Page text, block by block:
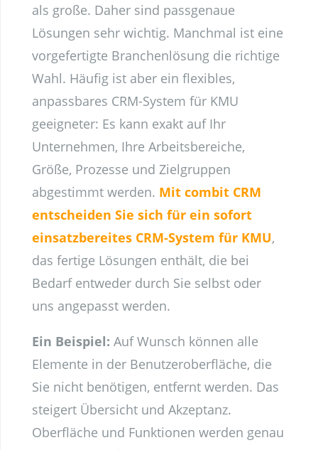
als große. Daher sind passgenaue
Lösungen sehr wichtig. Manchmal ist eine
vorgefertigte Branchenlösung die richtige
Wahl. Häufig ist aber ein flexibles,
anpassbares CRM-System für KMU
geeigneter: Es kann exakt auf Ihr
Unternehmen, Ihre Arbeitsbereiche,
Größe, Prozesse und Zielgruppen
abgestimmt werden. Mit combit CRM
entscheiden Sie sich für ein sofort
einsatzbereites CRM-System für KMU,
das fertige Lösungen enthält, die bei
Bedarf entweder durch Sie selbst oder
uns angepasst werden.
Ein Beispiel: Auf Wunsch können alle
Elemente in der Benutzeroberfläche, die
Sie nicht benötigen, entfernt werden. Das
steigert Übersicht und Akzeptanz.
Oberfläche und Funktionen werden genau